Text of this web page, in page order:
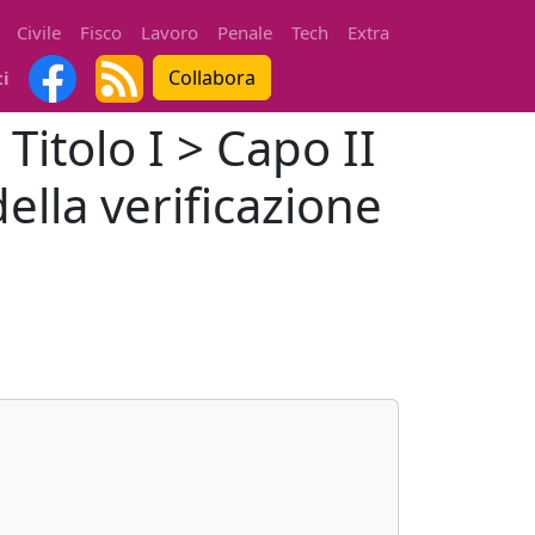
Civile Fisco Lavoro Penale Tech
Extra
Collabora
I > Capo II
verificazione